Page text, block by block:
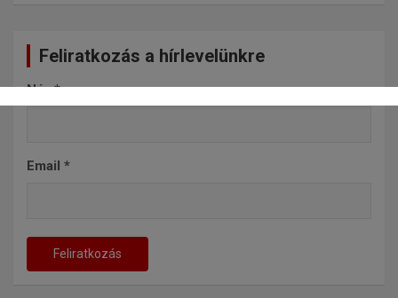
Feliratkozás a hírlevelünkre
Név*
Email *